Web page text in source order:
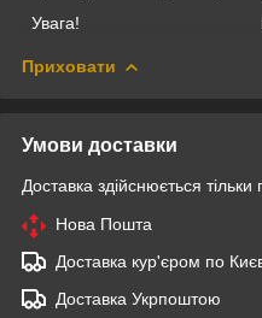
Увага!
Приховати
Умови доставки
Доставка здійснюється тільки
Нова Пошта
Доставка кур'єром по
Доставка Укрпоштою